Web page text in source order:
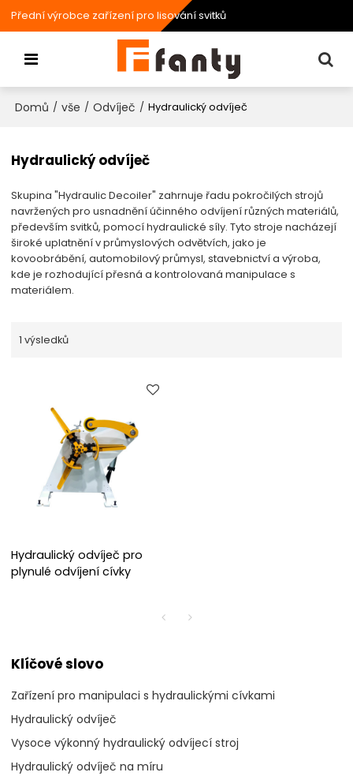
Přední výrobce zařízení pro lisování svitků
Domů / vše / Odvíječ / Hydraulický odvíječ
Hydraulický odvíječ
Skupina "Hydraulic Decoiler" zahrnuje řadu pokročilých strojů
navržených pro usnadnění účinného odvíjení různých materiálů,
především svitků, pomocí hydraulické síly. Tyto stroje nacházejí
široké uplatnění v průmyslových odvětvích, jako je
kovoobrábění, automobilový průmysl, stavebnictví a výroba,
kde je rozhodující přesná a kontrolovaná manipulace s
materiálem.
1 výsledků
Hydraulický odvíječ pro
plynulé odvíjení cívky
Klíčové slovo
Zařízení pro manipulaci s hydraulickými cívkami
Hydraulický odvíječ
Vysoce výkonný hydraulický odvíjecí stroj
Hydraulický odvíječ na míru